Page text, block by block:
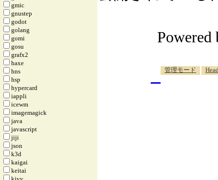
gmic
gnustep
godot
golang
gomi
gosu
grafx2
haxe
hns
hsp
hypercard
iappli
icewm
imagemagick
java
javascript
jiji
json
k3d
kaigai
keitai
管理モード